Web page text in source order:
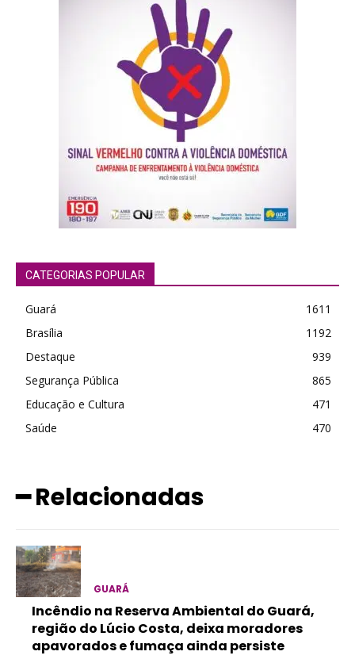
CATEGORIAS POPULAR
Guará
1611
Brasília
1192
Destaque
939
Segurança Pública
865
Educação e Cultura
471
Saúde
470
━ Relacionadas
GUARÁ
Incêndio na Reserva Ambiental do Guará,
região do Lúcio Costa, deixa moradores
apavorados e fumaça ainda persiste